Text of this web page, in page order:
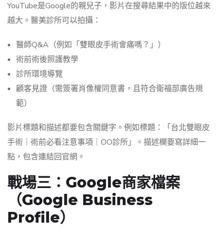
YouTube是Google的親兒子，影片在搜尋結果中的版位越來
越大。醫美診所可以拍攝：
醫師Q&A（例如「雙眼皮手術會痛嗎？」）
術前術後照護教學
診所環境導覽
顧客見證（需簽署肖像權同意書，且符合衛福部廣告規
範）
影片標題和描述都要包含關鍵字。例如標題：「台北雙眼皮
手術｜術前必看注意事項｜OO診所」。描述欄要寫詳細一
點，包含連結回官網。
戰場三：Google商家檔案
（Google Business
Profile）